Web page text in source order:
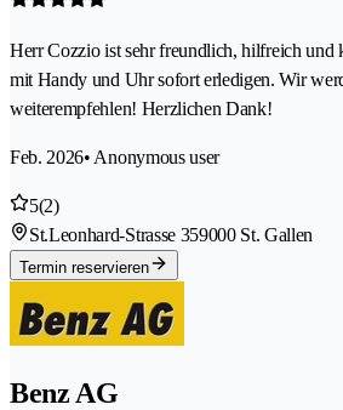
Herr Cozzio ist sehr freundlich, hilfreich und
mit Handy und Uhr sofort erledigen. Wir
weiterempfehlen! Herzlichen Dank!
Feb. 2026• Anonymous user
5(2)
St.Leonhard-Strasse 359000 St. Gallen
Termin reservieren
Benz AG